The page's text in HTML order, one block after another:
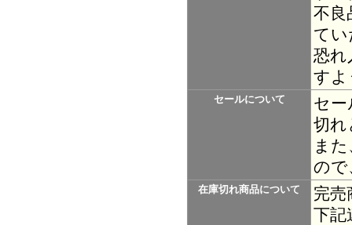
不良
て
恐れ
すよ
セールについて
セ
切れ
ま
ので
在庫切れ商品について
完
下記